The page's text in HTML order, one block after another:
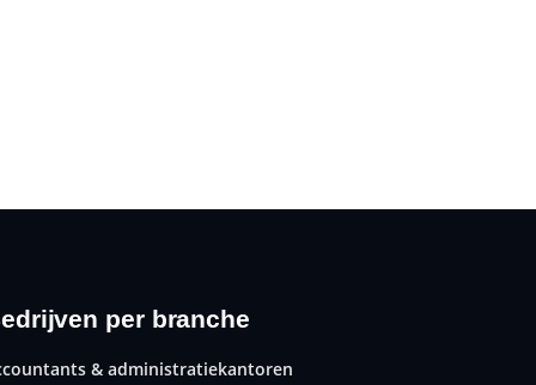
per branche
& administratiekantoren